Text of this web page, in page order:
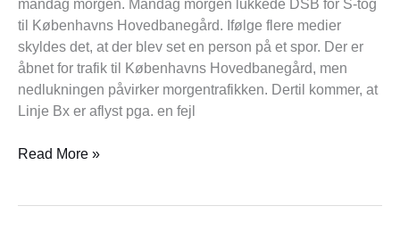
mandag morgen. Mandag morgen lukkede DSB for S-tog
til Københavns Hovedbanegård. Ifølge flere medier
skyldes det, at der blev set en person på et spor. Der er
åbnet for trafik til Københavns Hovedbanegård, men
nedlukningen påvirker morgentrafikken. Dertil kommer, at
Linje Bx er aflyst pga. en fejl
Read More »